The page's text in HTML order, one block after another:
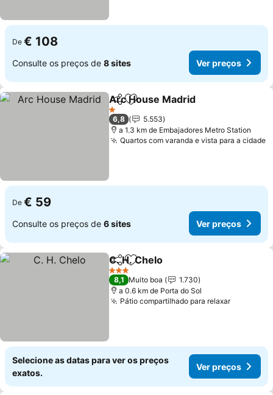
De € 108
Consulte os preços de 8 sites Ver preços
PartilharAdicionar aos favoritos
Arc House Madrid
1 Estrelas
6,8
5.553
a 1.3 km de Embajadores Metro Station
Quartos com varanda e vista para a cidade
De € 59
Consulte os preços de 6 sites Ver preços
PartilharAdicionar aos favoritos
C. H. Chelo
3 Estrelas
8,1 Muito boa
1.730
a 0.6 km de Porta do Sol
Pátio compartilhado para relaxarVer
Selecione as datas para ver os preços
exatos.
Ver preços